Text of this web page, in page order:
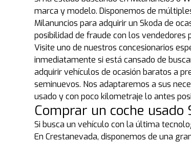
marca y modelo. Disponemos de
Milanuncios para adquirir un Skoda de
posibilidad de fraude con los
Visite uno de nuestros concesionarios
inmediatamente si está cansado de
adquirir vehículos de ocasión baratos a
seminuevos. Nos adaptaremos a sus
usado y con poco kilometraje lo antes
Comprar un coche
Si busca un vehículo con la última
En Crestanevada, disponemos de una